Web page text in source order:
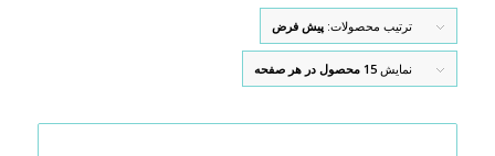
ترتیب محصولات: پیش فرض
نمایش 15 محصول در هر صفحه